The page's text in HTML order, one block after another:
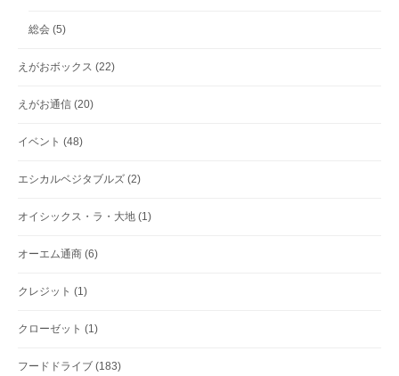
総会 (5)
えがおボックス (22)
えがお通信 (20)
イベント (48)
エシカルベジタブルズ (2)
オイシックス・ラ・大地 (1)
オーエム通商 (6)
クレジット (1)
クローゼット (1)
フードドライブ (183)